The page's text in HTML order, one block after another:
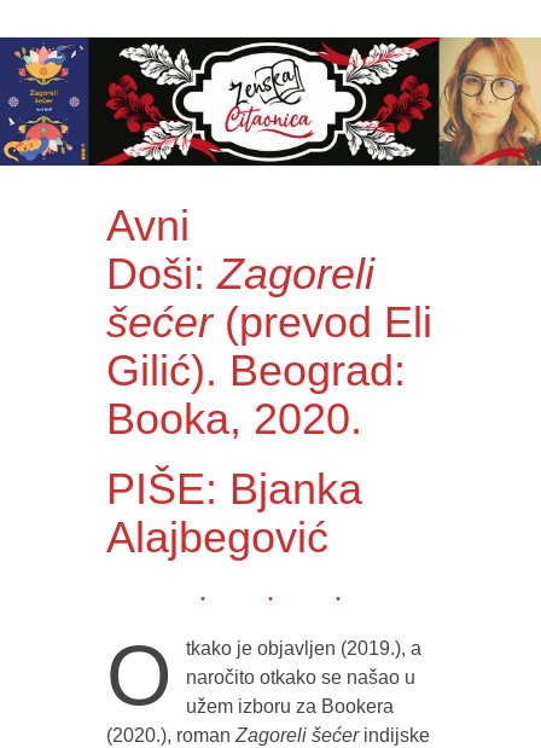
Avni
Doši:Zagoreli
šećer (prevod Eli
Gilić). Beograd:
Booka, 2020.
PIŠE: Bjanka
Alajbegović
O
tkako je objavljen (2019.), a
naročito otkako se našao u
užem izboru za Bookera
(2020.), romanZagoreli šećerindijske